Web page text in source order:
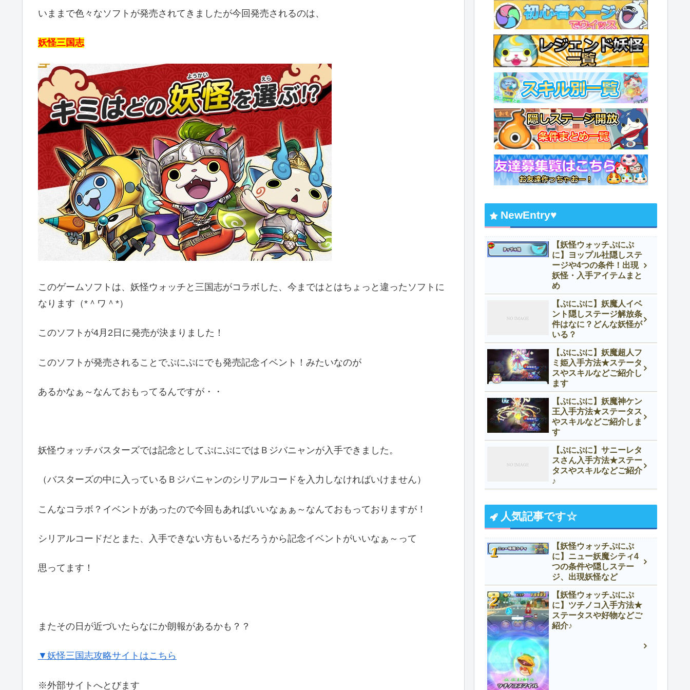
いままで色々なソフトが発売されてきましたが今回発売されるのは、
妖怪三国志
このゲームソフトは、妖怪ウォッチと三国志がコラボした、今まではとはちょっと違ったソフトに
なります（*＾ワ＾*）
このソフトが4月2日に発売が決まりました！
このソフトが発売されることでぷにぷにでも発売記念イベント！みたいなのが
あるかなぁ～なんておもってるんですが・・
妖怪ウォッチバスターズでは記念としてぷにぷにではＢジバニャンが入手できました。
（バスターズの中に入っているＢジバニャンのシリアルコードを入力しなければいけません）
こんなコラボ？イベントがあったので今回もあればいいなぁぁ～なんておもっておりますが！
シリアルコードだとまた、入手できない方もいるだろうから記念イベントがいいなぁ～って
思ってます！
またその日が近づいたらなにか朗報があるかも？？
▼妖怪三国志攻略サイトはこちら
※外部サイトへとびます
NewEntry♥
【妖怪ウォッチぷにぷ
に】ヨップル社隠しステ
ージや4つの条件！出現
妖怪・入手アイテムまと
め
【ぷにぷに】妖魔人イベ
ント隠しステージ解放条
件はなに？どんな妖怪が
いる？
【ぷにぷに】妖魔超人フ
ミ姫入手方法★ステータ
スやスキルなどご紹介し
ます
【ぷにぷに】妖魔神ケン
王入手方法★ステータス
やスキルなどご紹介しま
す
【ぷにぷに】サニーレタ
スさん入手方法★ステー
タスやスキルなどご紹介
♪
人気記事です☆
【妖怪ウォッチぷにぷ
に】ニュー妖魔シティ4
つの条件や隠しステー
ジ、出現妖怪など
【妖怪ウォッチぷにぷ
に】ツチノコ入手方法★
ステータスや好物などご
紹介♪